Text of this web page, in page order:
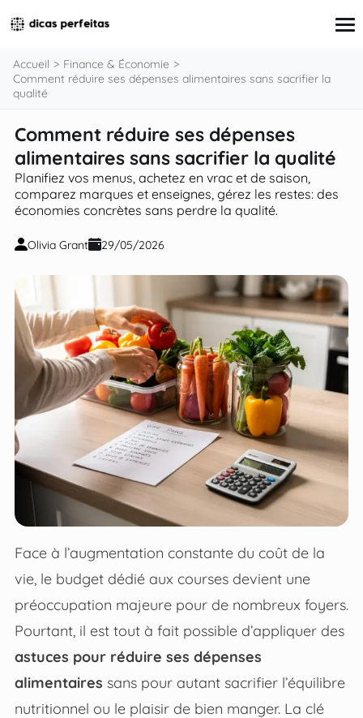
Éducation
Santé & Environnement
Technologie & Innovation
Société & Culture
Accueil
Finance & Économie
Comment réduire ses dépenses alimentaires sans sacrifier la
qualité
Comment réduire ses dépenses
alimentaires sans sacrifier la qualité
Planifiez vos menus, achetez en vrac et de saison,
comparez marques et enseignes, gérez les restes: des
économies concrètes sans perdre la qualité.
Olivia Grant 29/05/2026
Face à l’augmentation constante du coût de la
vie, le budget dédié aux courses devient une
préoccupation majeure pour de nombreux foyers.
Pourtant, il est tout à fait possible d’appliquer des
astuces pour réduire ses dépenses
alimentaires sans pour autant sacrifier l’équilibre
nutritionnel ou le plaisir de bien manger. La clé